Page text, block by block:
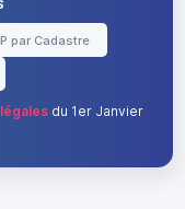
par Cadastre
du 1er Janvier